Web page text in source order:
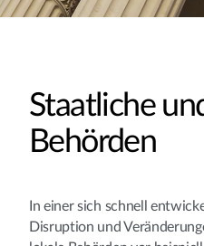
Staatliche
Behörden
In einer sich schnell
Disruption und